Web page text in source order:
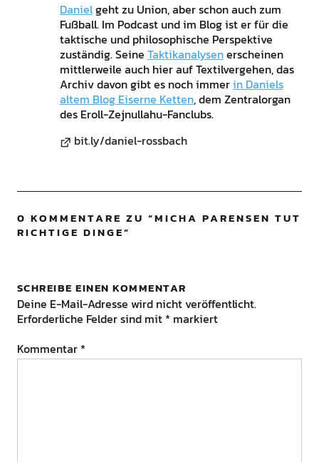
Danielgeht zu Union, aber schon auch zum
Fußball. Im Podcast und im Blog ist er für die
taktische und philosophische Perspektive
zuständig. Seine Taktikanalysenerscheinen
mittlerweile auch hier auf Textilvergehen, das
Archiv davon gibt es noch immerin Daniels
altem Blog Eiserne Ketten, dem Zentralorgan
des Eroll-Zejnullahu-Fanclubs.
bit.ly/daniel-rossbach
0 KOMMENTARE ZU “MICHA PARENSEN TUT
RICHTIGE DINGE”
SCHREIBE EINEN KOMMENTAR
Deine E-Mail-Adresse wird nicht veröffentlicht.
Erforderliche Felder sind mit * markiert
Kommentar *